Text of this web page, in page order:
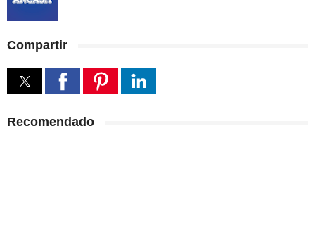
Compartir
Recomendado